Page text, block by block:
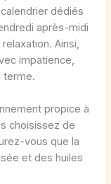
dédiés
après-midi
Ainsi,
impatience,
terme.
propice à
choisissez de
vous que la
et des huiles